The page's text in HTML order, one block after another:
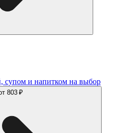
супом и напитком на выбор
803 ₽